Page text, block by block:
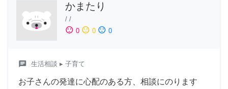
かまたり
/ /
sentiment_satisfied 0 sentiment_neutral 0 sentiment_dissatisfied 0
chat 生活相談 ▸ 子育て
お子さんの発達に心配のある方、相談にのります